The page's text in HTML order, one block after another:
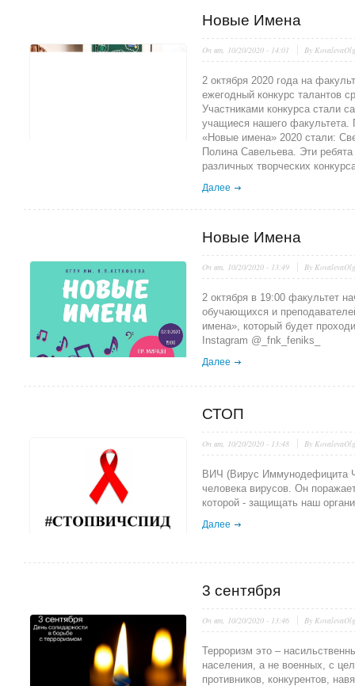
Новые Имена
On вт, 10/20/2020 - 14:01 By
2 октября 2020 года на
ежегодный конкурс талантов
Участниками конкурса стали
учащиеся нашего факультета.
«Новые имена» 2020 стали:
Полина Савельева. Эти
различных творческих
Далее
Новые Имена
On вт, 10/20/2020 - 13:49 By
2 октября в 19:00 факультет
обучающихся и
имена», который будет
Instagram @_fnk_feniks_
Далее
СТОП
On вт, 10/20/2020 - 13:48 By
ВИЧ (Вирус Иммунодефицита
человека вирусов. Он
которой - защищать наш
Далее
3 сентября
On вт, 10/20/2020 - 13:46 By
Терроризм это –
населения, а не военных, с
противников, конкурентов,